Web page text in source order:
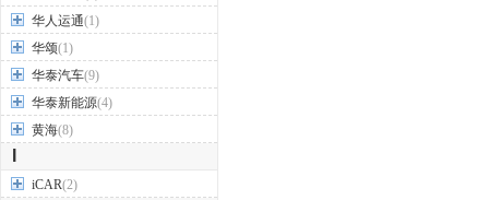
华人运通(1)
华颂(1)
华泰汽车(9)
华泰新能源(4)
黄海(8)
iCAR(2)